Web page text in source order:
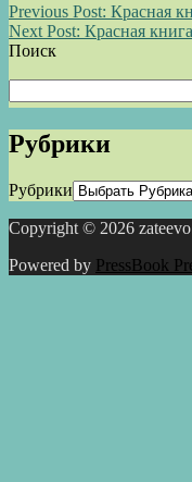
Previous Post: Красная
Next Post: Красная
Поиск
Рубрики
Рубрики
Copyright © 2026
Powered by PressBook